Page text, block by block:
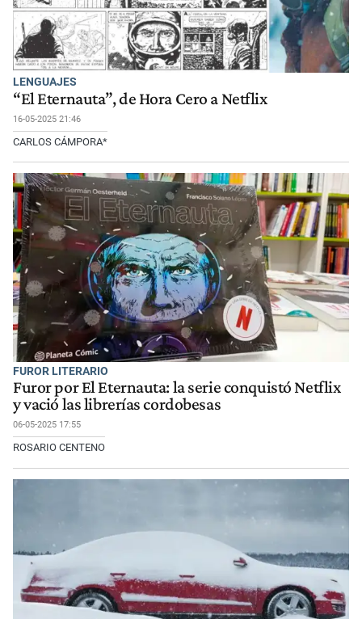
LENGUAJES
“El Eternauta”, de Hora Cero a Netflix
16-05-2025 21:46
CARLOS CÁMPORA*
FUROR LITERARIO
Furor por El Eternauta: la serie conquistó Netflix
y vació las librerías cordobesas
06-05-2025 17:55
ROSARIO CENTENO